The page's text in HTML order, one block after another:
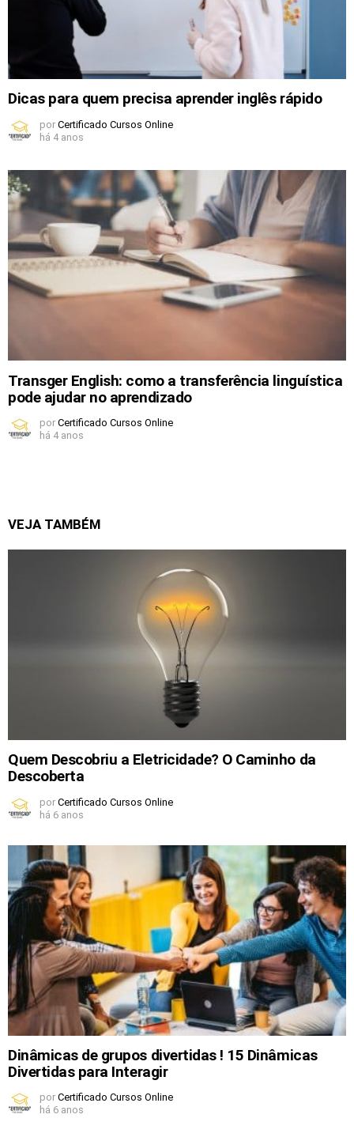
Dicas para quem precisa aprender inglês rápido
por Certificado Cursos Online
há 4 anos
Transger English: como a transferência linguística
pode ajudar no aprendizado
por Certificado Cursos Online
há 4 anos
VEJA TAMBÉM
Quem Descobriu a Eletricidade? O Caminho da
Descoberta
por Certificado Cursos Online
há 6 anos
Dinâmicas de grupos divertidas ! 15 Dinâmicas
Divertidas para Interagir
por Certificado Cursos Online
há 6 anos